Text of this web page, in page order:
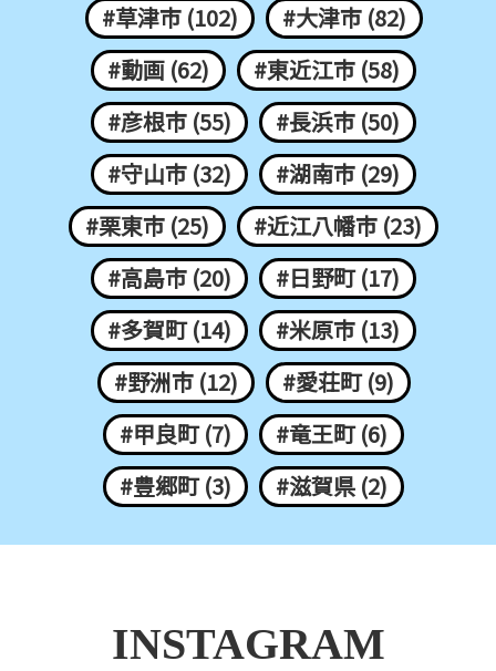
#草津市 (102)
#大津市 (82)
#動画 (62)
#東近江市 (58)
#彦根市 (55)
#長浜市 (50)
#守山市 (32)
#湖南市 (29)
#栗東市 (25)
#近江八幡市 (23)
#高島市 (20)
#日野町 (17)
#多賀町 (14)
#米原市 (13)
#野洲市 (12)
#愛荘町 (9)
#甲良町 (7)
#竜王町 (6)
#豊郷町 (3)
#滋賀県 (2)
INSTAGRAM